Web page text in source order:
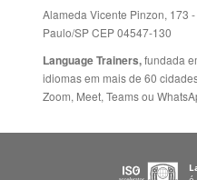
Paulo/SP CEP 04547-130
Language Trainers,fundada
idiomas em mais de 60
Zoom, Meet, Teams ou